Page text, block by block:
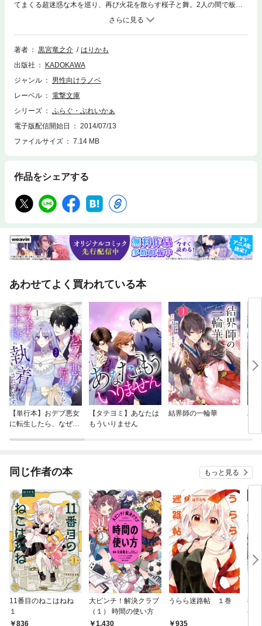
てまくる超迷惑な木を巡り、再び火花を散らす桜子と舞。2人の間で板挟
みになる直樹の前に、伝説の木を神木と崇める新組織《ガイア》が現れ
た！ 幼くしてガイアのリーダーを務める金髪美少女のアイネは、直樹の能
力《分岐粉砕（フラグ・ブレイカー）》の剥奪を宣言!? 乱立するフラグ
で桃色ハプニング続出の学園行事を皮切りに、直樹の能力に惹かれる少女
著者 黒宮竜之介
はりかも
出版社
KADOKAWA
ジャンル
男性向けラノベ
レーベル
電撃文庫
シリーズ
ふらぐ・ぶれいかぁ
電子版配信開始日
2014/07/13
ファイルサイズ
7.14 MB
作品をシェアする
あわせてよく買われている本
【単行本】おデブ悪女
に転生したら、なぜか
【タテヨミ】あなたは
もういりません
結界師の一輪華
バ
今
同じ作者の本 もっと見る
11番目のねこはねね
１
836
大ピンチ！解決クラブ
（１） 時間の使い方
1,430
うらら迷路帖 １巻
935
夜
巻